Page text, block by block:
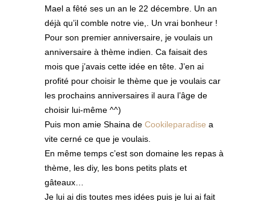
Mael a fêté ses un an le 22 décembre. Un an
déjà qu’il comble notre vie,. Un vrai bonheur !
Pour son premier anniversaire, je voulais un
anniversaire à thème indien. Ca faisait des
mois que j’avais cette idée en tête. J’en ai
profité pour choisir le thème que je voulais car
les prochains anniversaires il aura l’âge de
choisir lui-même ^^)
Puis mon amie Shaina de Cookileparadise a
vite cerné ce que je voulais.
En même temps c’est son domaine les repas à
thème, les diy, les bons petits plats et
gâteaux…
Je lui ai dis toutes mes idées puis je lui ai fait